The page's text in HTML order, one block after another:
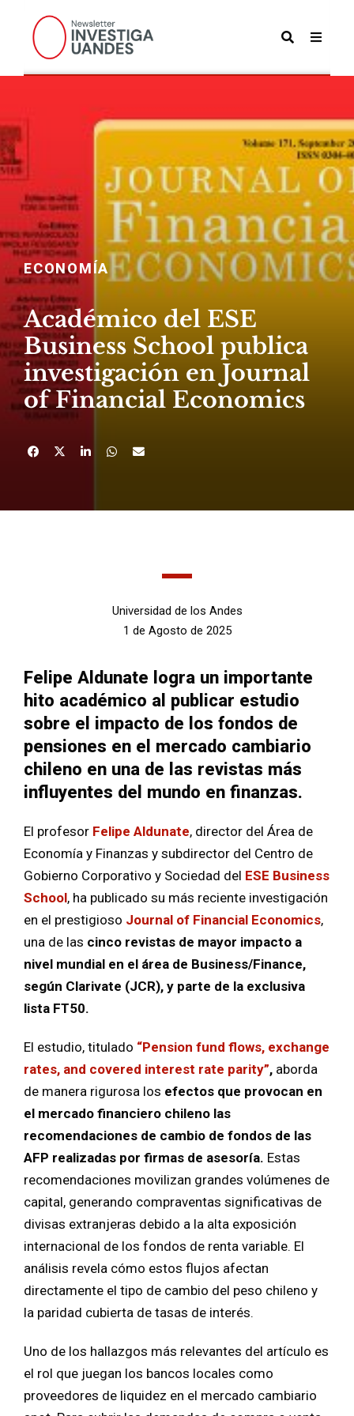
ECONOMÍA
Académico del ESE
Business School publica
investigación en Journal
of Financial Economics
Universidad de los Andes
1 de Agosto de 2025
Felipe Aldunate logra un importante
hito académico al publicar estudio
sobre el impacto de los fondos de
pensiones en el mercado cambiario
chileno en una de las revistas más
influyentes del mundo en finanzas.
El profesor Felipe Aldunate, director del Área de
Economía y Finanzas y subdirector del Centro de
Gobierno Corporativo y Sociedad del ESE Business
School, ha publicado su más reciente investigación
en el prestigioso Journal of Financial Economics,
una de las cinco revistas de mayor impacto a
nivel mundial en el área de Business/Finance,
según Clarivate (JCR), y parte de la exclusiva
lista FT50.
El estudio, titulado “Pension fund flows, exchange
rates, and covered interest rate parity”, aborda
de manera rigurosa los efectos que provocan en
el mercado financiero chileno las
recomendaciones de cambio de fondos de las
AFP realizadas por firmas de asesoría. Estas
recomendaciones movilizan grandes volúmenes de
capital, generando compraventas significativas de
divisas extranjeras debido a la alta exposición
internacional de los fondos de renta variable. El
análisis revela cómo estos flujos afectan
directamente el tipo de cambio del peso chileno y
la paridad cubierta de tasas de interés.
Uno de los hallazgos más relevantes del artículo es
el rol que juegan los bancos locales como
proveedores de liquidez en el mercado cambiario